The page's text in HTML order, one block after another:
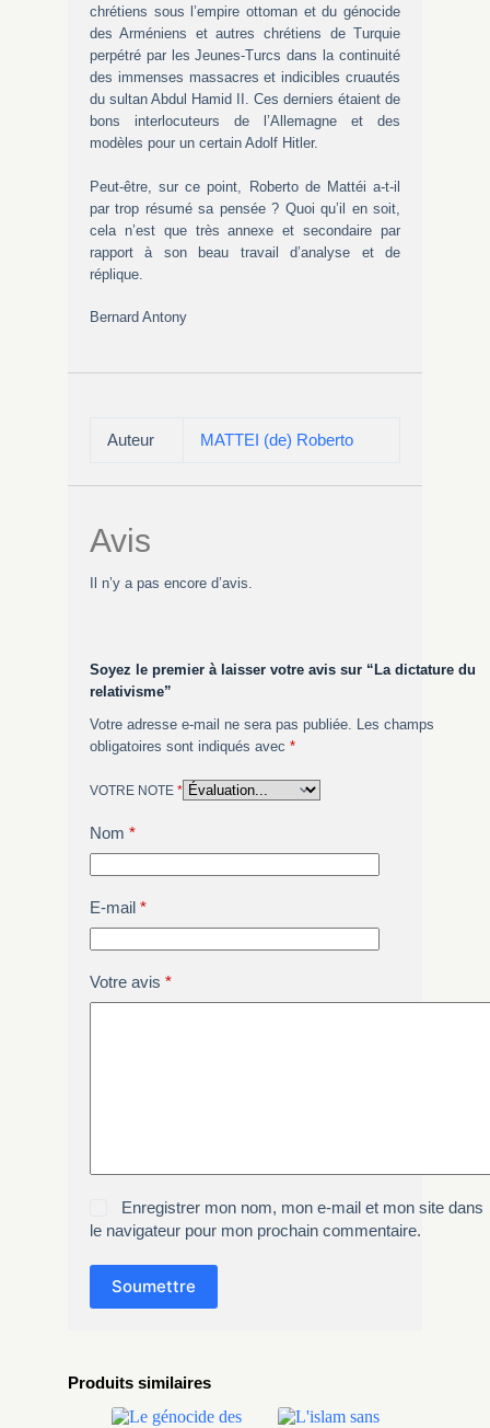
Produits similaires
chrétiens sous l’empire ottoman et du génocide
des Arméniens et autres chrétiens de Turquie
perpétré par les Jeunes-Turcs dans la continuité
des immenses massacres et indicibles cruautés
du sultan Abdul Hamid II. Ces derniers étaient de
bons interlocuteurs de l’Allemagne et des
modèles pour un certain Adolf Hitler.
Peut-être, sur ce point, Roberto de Mattéi a-t-il
par trop résumé sa pensée ? Quoi qu’il en soit,
cela n’est que très annexe et secondaire par
rapport à son beau travail d’analyse et de
réplique.
Bernard Antony
Auteur MATTEI (de) Roberto
Avis
Il n’y a pas encore d’avis.
Soyez le premier à laisser votre avis sur “La dictature du
relativisme”
Votre adresse e-mail ne sera pas publiée. Les champs
obligatoires sont indiqués avec *
VOTRE NOTE *
Nom *
E-mail*
Votre avis *
Enregistrer mon nom, mon e-mail et mon site dans
le navigateur pour mon prochain commentaire.
Soumettre